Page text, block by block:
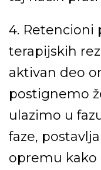
4. Retencioni
terapijskih
aktivan deo
postignemo
ulazimo u
faze,
opremu kako